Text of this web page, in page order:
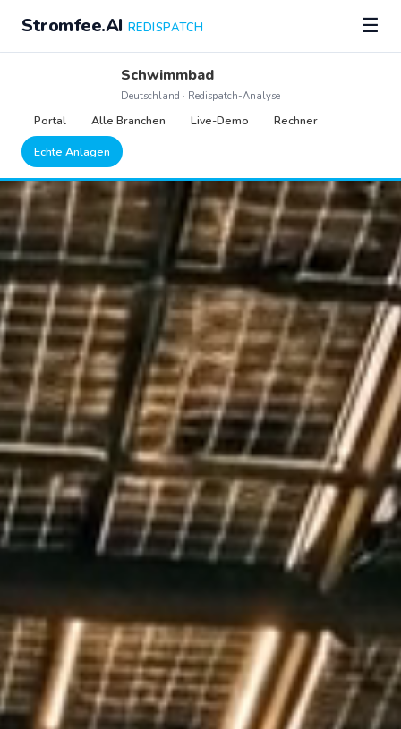
Stromfee.AI REDISPATCH ☰
Schwimmbad
Deutschland · Redispatch-Analyse
Portal Alle Branchen Live-Demo Rechner
Echte Anlagen